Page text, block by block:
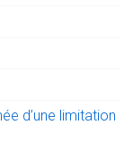
d’une limitation